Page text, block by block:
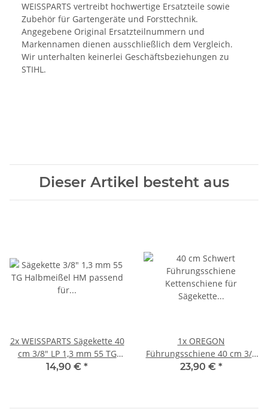
WEISSPARTS vertreibt hochwertige Ersatzteile sowie
Zubehör für Gartengeräte und Forsttechnik.
Angegebene Original Ersatzteilnummern und
Markennamen dienen ausschließlich dem Vergleich.
Wir unterhalten keinerlei Geschäftsbeziehungen zu
STIHL.
Dieser Artikel besteht aus
2x WEISSPARTS Sägekette 40
cm 3/8" LP 1,3 mm 55 TG
Low Profile
14,90 € *
1x OREGON
Führungsschiene 40 cm 3/8
LP 1,3 mm 55 TG
23,90 € *